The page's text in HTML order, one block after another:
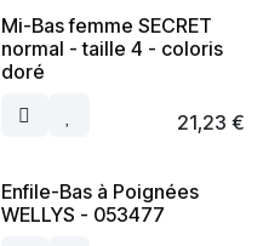
Mi-Bas femme SECRET
normal - taille 4 - coloris
doré
21,23 €
Enfile-Bas à Poignées
WELLYS - 053477